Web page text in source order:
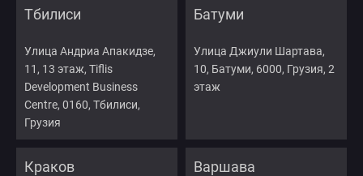
Тбилиси
Улица Андриа Апакидзе,
11, 13 этаж, Tiflis
Development Business
Centre, 0160, Тбилиси,
Грузия
Батуми
Улица Джиули Шартава,
10, Батуми, 6000, Грузия, 2
этаж
Краков Варшава